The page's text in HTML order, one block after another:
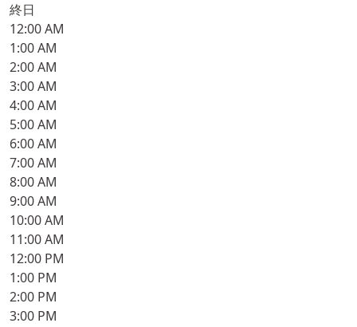
終日
12:00 AM
1:00 AM
2:00 AM
3:00 AM
4:00 AM
5:00 AM
6:00 AM
7:00 AM
8:00 AM
9:00 AM
10:00 AM
11:00 AM
12:00 PM
1:00 PM
2:00 PM
3:00 PM